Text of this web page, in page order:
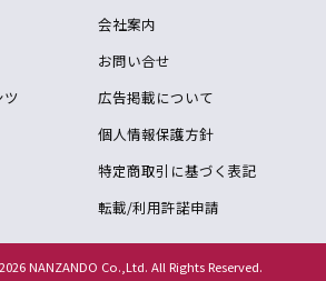
会社案内
お問い合せ
広告掲載について
個人情報保護方針
特定商取引に基づく表記
転載/利用許諾申請
NANZANDO Co.,Ltd. All Rights Reserved.